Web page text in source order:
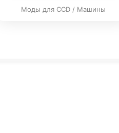
Моды для CCD / Машины